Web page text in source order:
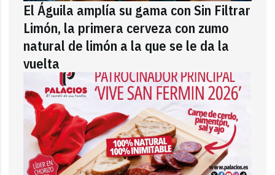
El Águila amplía su gama con Sin Filtrar
Limón, la primera cerveza con zumo
natural de limón a la que se le da la
vuelta